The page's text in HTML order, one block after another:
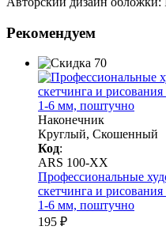
Рекомендуем
Наконечник
Круглый, Скошенный
Код:
ARS 100-XX
Профессиональные
скетчинга и
1-6 мм, поштучно
195 ₽